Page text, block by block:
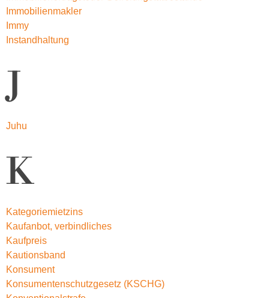
Immobilienmakler
Immy
Instandhaltung
J
Juhu
K
Kategoriemietzins
Kaufanbot, verbindliches
Kaufpreis
Kautionsband
Konsument
Konsumentenschutzgesetz (KSCHG)